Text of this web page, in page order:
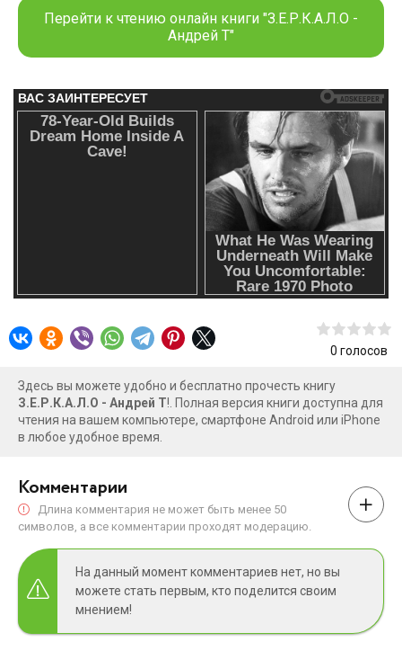
Перейти к чтению онлайн книги "З.Е.Р.К.А.Л.О -
Андрей Т"
0 голосов
Здесь вы можете удобно и бесплатно прочесть книгу
З.Е.Р.К.А.Л.О - Андрей Т!. Полная версия книги доступна для
чтения на вашем компьютере, смартфоне Android или iPhone
в любое удобное время.
Комментарии
Длина комментария не может быть менее 50
символов, а все комментарии проходят модерацию.
На данный момент комментариев нет, но вы
можете стать первым, кто поделится своим
мнением!